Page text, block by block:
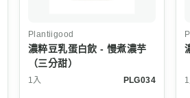
Plantiigood
濃粹豆乳蛋白飲 - 慢煮濃芋
（三分甜）
1入 PLG034